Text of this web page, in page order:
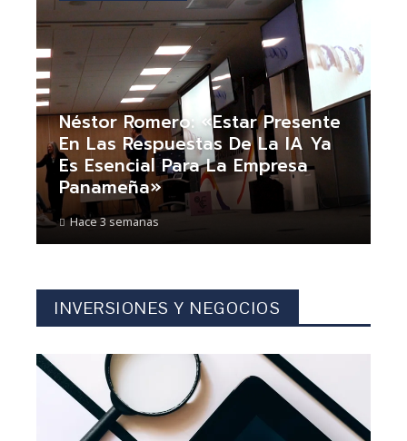
Néstor Romero: «Estar Presente
En Las Respuestas De La IA Ya
Es Esencial Para La Empresa
Panameña»
Hace 3 semanas
INVERSIONES Y NEGOCIOS